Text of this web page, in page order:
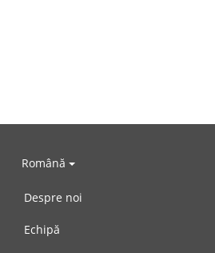
Română
Despre noi
Echipă